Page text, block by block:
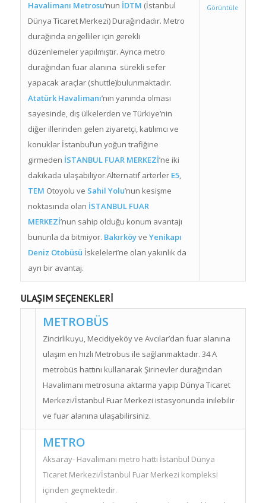
Havalimanı Metrosu‘nun İDTM (İstanbul
Dünya Ticaret Merkezi) Durağındadır. Metro
durağında engelliler için gerekli
düzenlemeler yapılmıştır. Ayrıca metro
durağından fuar alanına sürekli sefer
yapacak araçlar (shuttle)bulunmaktadır.
Atatürk Havalimanı’nın yanında olması
sayesinde, dış ülkelerden ve Türkiye’nin
diğer illerinden gelen ziyaretçi, katılımcı ve
konuklar İstanbul’un yoğun trafiğine
girmeden İSTANBUL FUAR MERKEZİ’ne iki
dakikada ulaşabiliyor.Alternatif arterler E5,
TEM Otoyolu ve Sahil Yolu’nun kesişme
noktasında olan İSTANBUL FUAR
MERKEZİ’nun sahip olduğu konum avantajı
bununla da bitmiyor. Bakırköyve Yenikapı
Deniz Otobüsü İskeleleri’ne olan yakınlık da
ayrı bir avantaj.
Görüntüle
ULAŞIM SEÇENEKLERİ
METROBÜS
Zincirlikuyu, Mecidiyeköy ve Avcılar’dan
fuar alanına ulaşım en hızlı Metrobus
ile sağlanmaktadır. 34 A metrobüs
hattını kullanarak Şirinevler
durağından Havalimanı metrosuna
aktarma yapıp Dünya Ticaret Merkezi/
inilebilir ve fuar alanına ulaşabilirsiniz.